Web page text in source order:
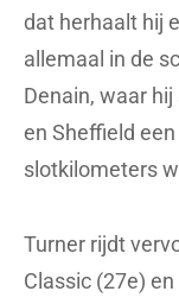
dat herhaalt hij
allemaal in de
Denain, waar
en Sheffield
slotkilometers
Turner rijdt
Classic (27e)